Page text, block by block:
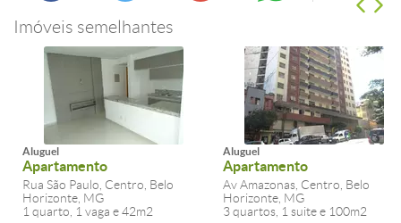
Imóveis semelhantes
Aluguel
Apartamento
Rua São Paulo, Centro, Belo
Horizonte, MG
1 quarto, 1 vaga e 42m2
Aluguel
Apartamento
Av Amazonas, Centro, Belo
Horizonte, MG
3 quartos, 1 suite e 100m2